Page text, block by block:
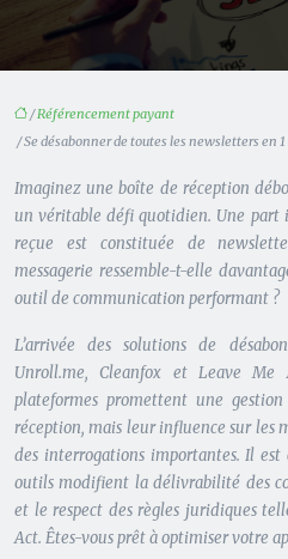
/Référencement payant
/ Se désabonner de toutes les newsletters en
Imaginez une boîte de réception
un véritable défi quotidien. Une part
reçue est constituée de
messagerie ressemble-t-elle
outil de communication performant ?
L’arrivée des solutions de
Unroll.me, Cleanfox et Leave Me
plateformes promettent une
réception, mais leur influence sur les
des interrogations importantes. Il est
outils modifient la délivrabilité des
et le respect des règles juridiques
Act. Êtes-vous prêt à optimiser votre